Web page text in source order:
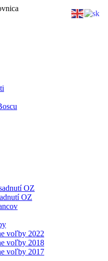
OZ
OZ
voľby 2022
voľby 2018
voľby 2017